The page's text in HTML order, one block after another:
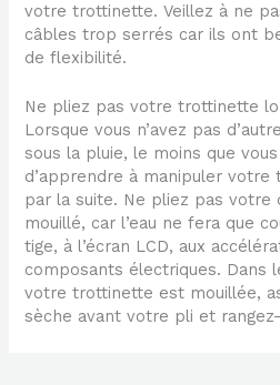
votre trottinette. Veillez à ne
câbles trop serrés car ils ont
de flexibilité.
Ne pliez pas votre trottinette
Lorsque vous n’avez pas
sous la pluie, le moins que
d’apprendre à manipuler
par la suite. Ne pliez pas votre
mouillé, car l’eau ne fera que
tige, à l’écran LCD, aux
composants électriques. Dans
votre trottinette est mouillée,
sèche avant votre pli et